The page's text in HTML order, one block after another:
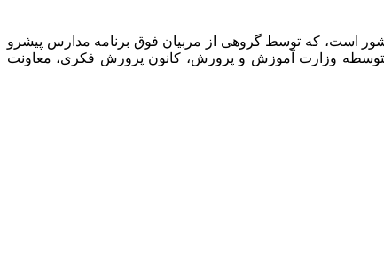
است، که توسط گروهی از مربیان فوق برنامه مدارس پیشرو
وزارت آموزش و پرورش، کانون پرورش فکری، معاونت